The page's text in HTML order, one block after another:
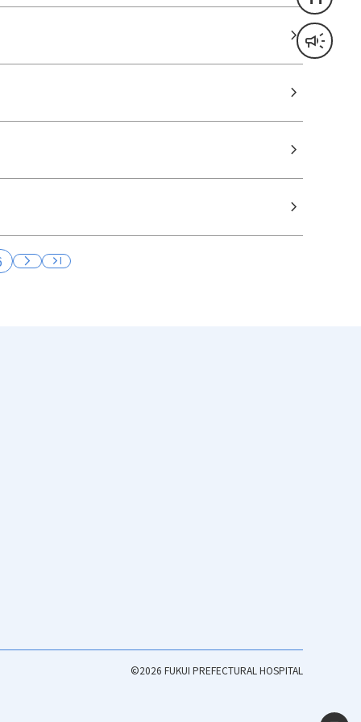
keyboard_arrow_right
keyboard_arrow_right
keyboard_arrow_right
keyboard_arrow_right
chevron_right last_page
©2026 FUKUI PREFECTURAL HOSPITAL
campaign
音声読み上げ